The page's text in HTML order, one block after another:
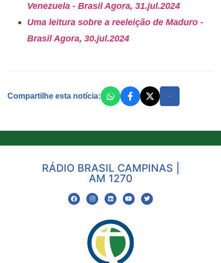
Venezuela - Brasil Agora, 31.jul.2024
Uma leitura sobre a reeleição de Maduro -
Brasil Agora, 30.jul.2024
Compartilhe esta notícia:
RÁDIO BRASIL CAMPINAS |
AM 1270